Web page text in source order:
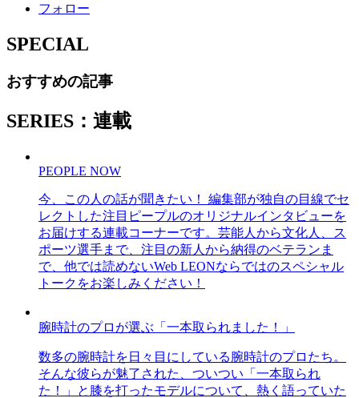
フォロー
SPECIAL
おすすめの記事
SERIES：連載
PEOPLE NOW
今、この人の話が聞きたい！ 編集部が独自の目線でセ
レクトした注目ピープルのオリジナルインタビューを
お届けする連載コーナーです。芸能人から文化人、ス
ポーツ選手まで、注目の新人から納得のベテランま
で、他では読めないWeb LEONならではのスペシャル
トークをお楽しみください！
腕時計のプロが選ぶ「一本取られました！」
数多の腕時計を日々目にしている腕時計のプロたち。
そんな彼らが魅了された、ついつい「一本取られ
た！」と膝を打ったモデルについて、熱く語っていた